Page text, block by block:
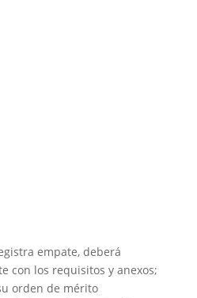
empate, deberá
con los requisitos y anexos;
orden de mérito